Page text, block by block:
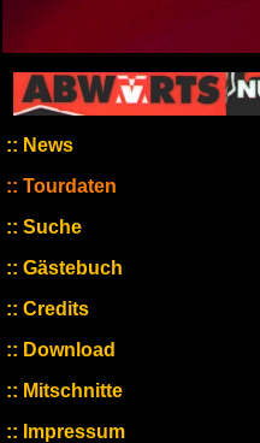
News
Tourdaten
Suche
Gästebuch
Credits
Download
Mitschnitte
Impressum